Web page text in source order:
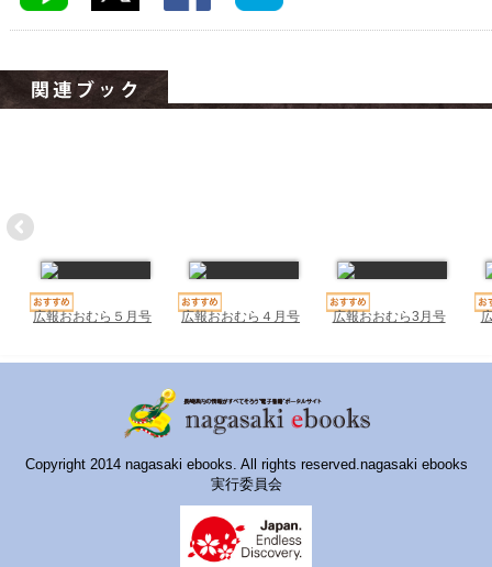
広報おおむら５月号 広報おおむら４月号 広報おおむら3月号
Copyright 2014 nagasaki ebooks. All rights reserved.nagasaki ebooks
実行委員会
大学・専門学校ナビ
ハイスクールナビ
ごとうebooks
おおむらebooks
ながさき市ebooks
長崎MICE観光マップ